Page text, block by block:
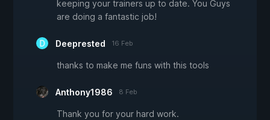
keeping your trainers up to date. You Guys
are doing a fantastic job!
Deeprested 16 Feb
thanks to make me funs with this tools
Anthony1986 8 Feb
Thank you for your hard work.